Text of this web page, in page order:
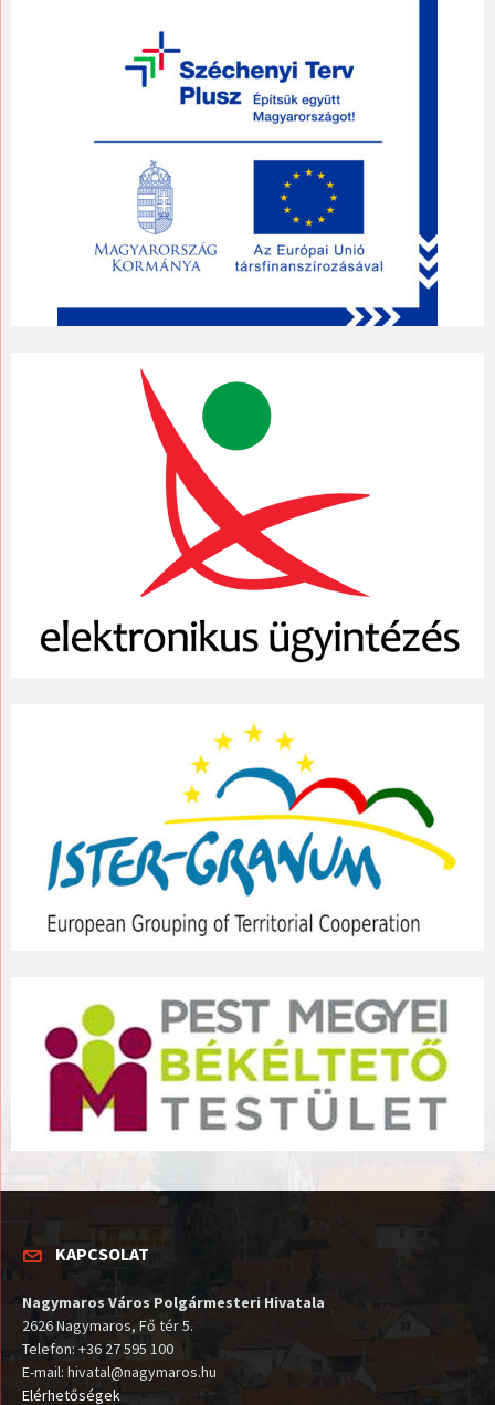
KAPCSOLAT
Nagymaros Város Polgármesteri Hivatala
2626 Nagymaros, Fő tér 5.
Telefon: +36 27 595 100
E-mail: hivatal@nagymaros.hu
Elérhetőségek